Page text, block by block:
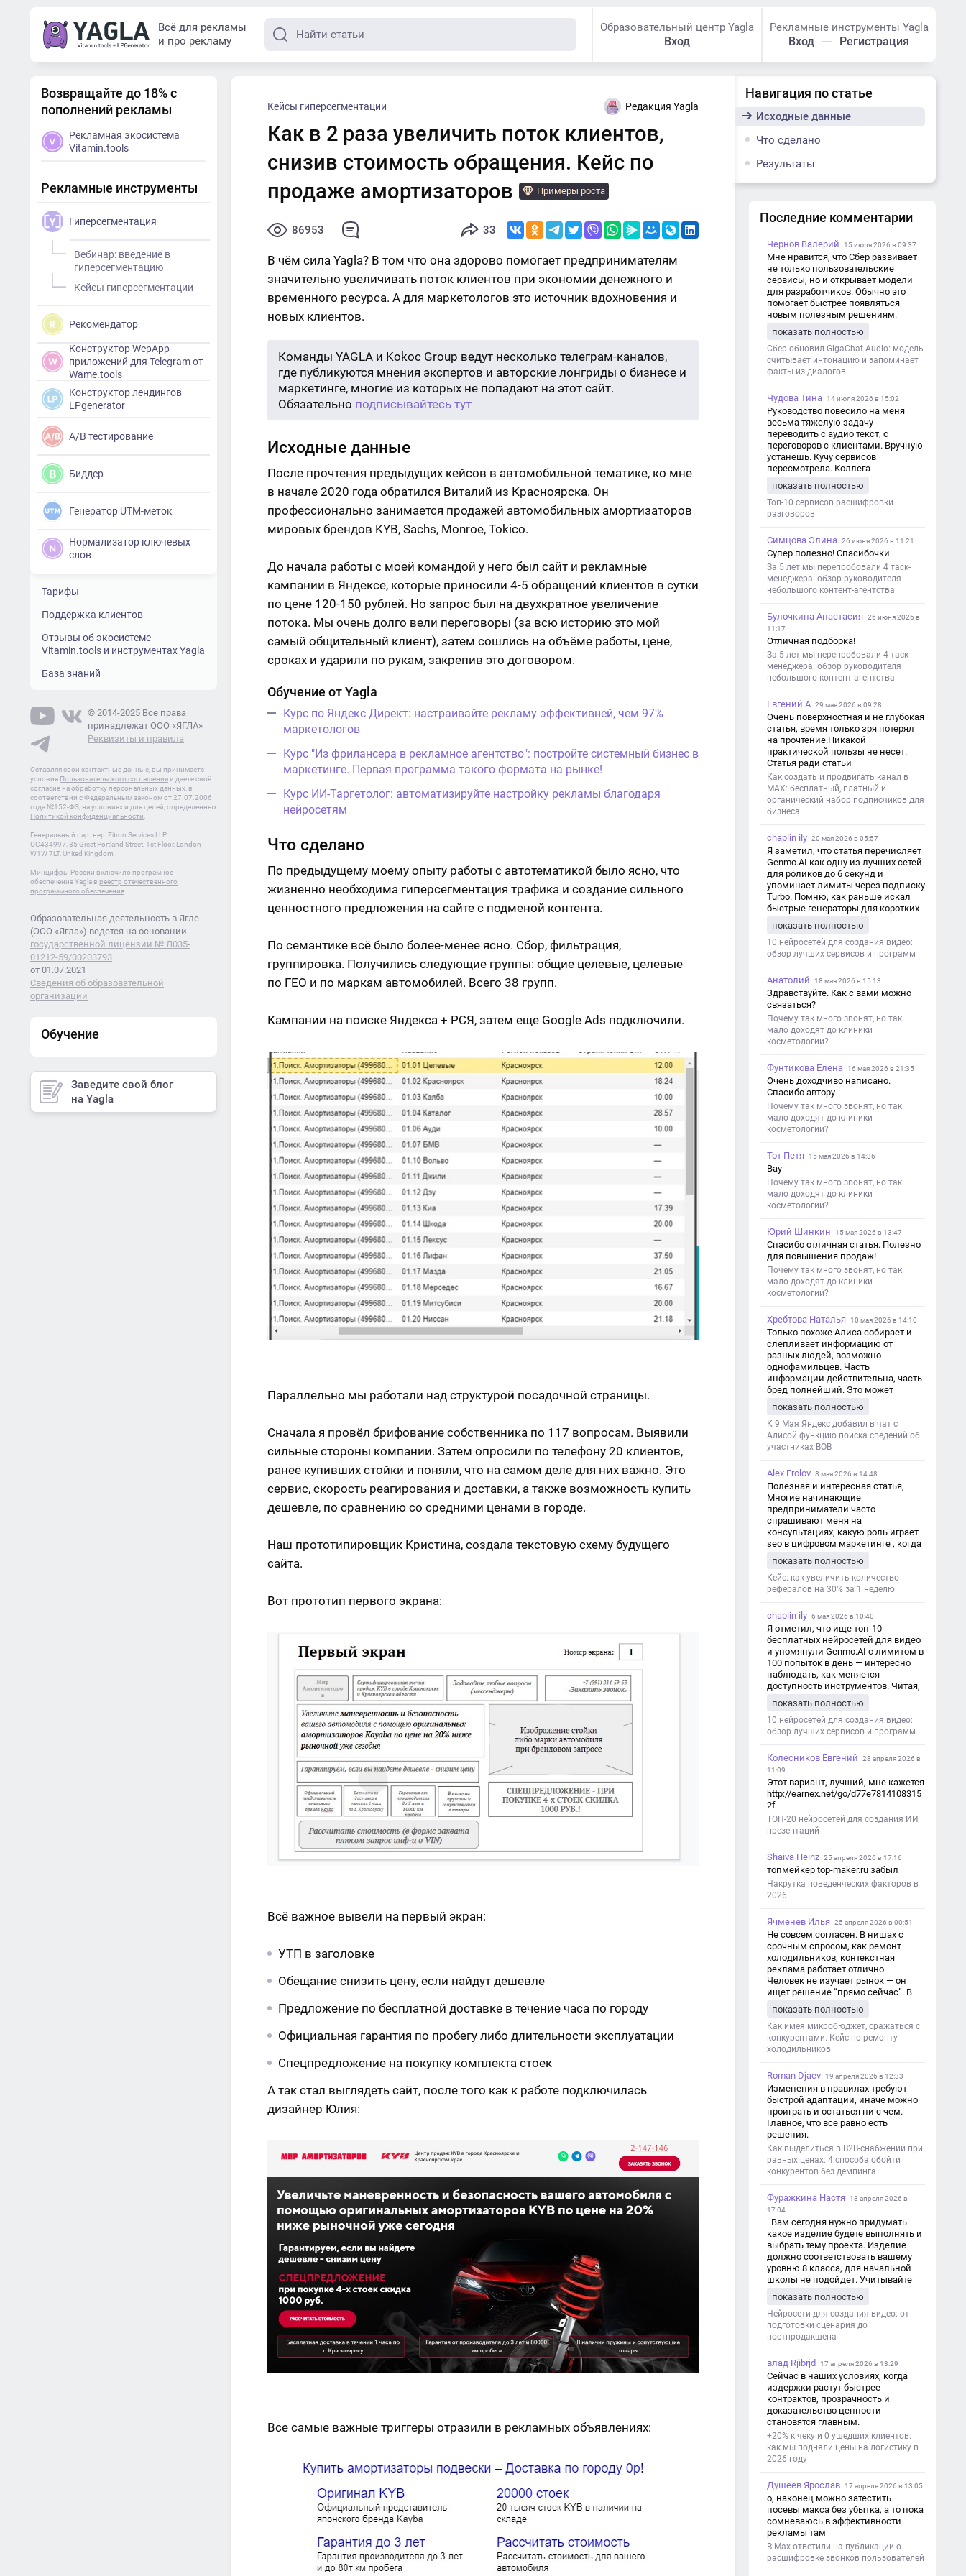
Всё для рекламы
и про рекламу
Образовательный центр Yagla
Вход
Рекламные инструменты Yagla
Вход Регистрация
Навигация по статье
Исходные данные
Что сделано
Результаты
Кейсы гиперсегментации Редакция Yagla
Как в 2 раза увеличить поток клиентов,
снизив стоимость обращения. Кейс по
продаже амортизаторов
Примеры роста
86953 33
В чём сила Yagla? В том что она здорово помогает предпринимателям
значительно увеличивать поток клиентов при экономии денежного и
временного ресурса. А для маркетологов это источник вдохновения и
новых клиентов.
Команды YAGLA и Kokoc Group ведут несколько телеграм-каналов,
где публикуются мнения экспертов и авторские лонгриды о бизнесе и
маркетинге, многие из которых не попадают на этот сайт.
Обязательно подписывайтесь тут
Исходные данные
После прочтения предыдущих кейсов в автомобильной тематике, ко мне
в начале 2020 года обратился Виталий из Красноярска. Он
профессионально занимается продажей автомобильных амортизаторов
мировых брендов KYB, Sachs, Monroe, Tokico.
До начала работы с моей командой у него был сайт и рекламные
кампании в Яндексе, которые приносили 4-5 обращений клиентов в сутки
по цене 120-150 рублей. Но запрос был на двухкратное увеличение
потока. Мы очень долго вели переговоры (за всю историю это мой
самый общительный клиент), затем сошлись на объёме работы, цене,
сроках и ударили по рукам, закрепив это договором.
Обучение от Yagla
Курс по Яндекс Директ: настраивайте рекламу эффективней, чем 97%
маркетологов
Курс "Из фрилансера в рекламное агентство": постройте системный бизнес в
маркетинге. Первая программа такого формата на рынке!
Курс ИИ-Таргетолог: автоматизируйте настройку рекламы благодаря
нейросетям
Что сделано
По предыдущему моему опыту работы с автотематикой было ясно, что
жизненно необходима гиперсегментация трафика и создание сильного
ценностного предложения на сайте с подменой контента.
По семантике всё было более-менее ясно. Сбор, фильтрация,
группировка. Получились следующие группы: общие целевые, целевые
по ГЕО и по маркам автомобилей. Всего 38 групп.
Кампании на поиске Яндекса + РСЯ, затем еще Google Ads подключили.
Параллельно мы работали над структурой посадочной страницы.
Сначала я провёл брифование собственника по 117 вопросам. Выявили
сильные стороны компании. Затем опросили по телефону 20 клиентов,
ранее купивших стойки и поняли, что на самом деле для них важно. Это
сервис, скорость реагирования и доставки, а также возможность купить
дешевле, по сравнению со средними ценами в городе.
Наш прототипировщик Кристина, создала текстовую схему будущего
сайта.
Вот прототип первого экрана:
Всё важное вывели на первый экран:
УТП в заголовке
Обещание снизить цену, если найдут дешевле
Предложение по бесплатной доставке в течение часа по городу
Официальная гарантия по пробегу либо длительности эксплуатации
Спецпредложение на покупку комплекта стоек
А так стал выглядеть сайт, после того как к работе подключилась
дизайнер Юлия:
Все самые важные триггеры отразили в рекламных объявлениях:
Возвращайте до 18% с
пополнений рекламы
Рекламная экосистема
Vitamin.tools
Рекламные инструменты
Гиперсегментация
Вебинар: введение в
гиперсегментацию
Кейсы гиперсегментации
Рекомендатор
Конструктор WepApp-
приложений для Telegram от
Wame.tools
Конструктор лендингов
LPgenerator
A/B тестирование
Биддер
Генератор UTM-меток
Нормализатор ключевых
слов
Тарифы
Поддержка клиентов
Отзывы об экосистеме
Vitamin.tools и инструментах Yagla
База знаний
© 2014-2025 Все права
принадлежат ООО «ЯГЛА»
Реквизиты и правила
Оставляя свои контактные данные, вы принимаете
условия Пользовательского соглашения и даете своё
согласие на обработку персональных данных, в
соответствии с Федеральным законом от 27.07.2006
года №152-ФЗ, на условиях и для целей, определенных
Политикой конфиденциальности
Генеральный партнер: Zitron Services LLP
OC434997, 85 Great Portland Street, 1st Floor, London
W1W 7LT, United Kingdom
Минцифры России включило програмное
обеспечение Yagla в реестр отечественного
программного обеспечения
Образовательная деятельность в Ягле
(ООО «Ягла») ведется на основании
государственной лицензии № Л035-
01212-59/00203793
от 01.07.2021
Сведения об образовательной
организации
Обучение
Заведите свой блог
на Yagla
Последние комментарии
Чернов Валерий 15 июля 2026 в 09:37
Мне нравится, что Сбер развивает
не только пользовательские
сервисы, но и открывает модели
для разработчиков. Обычно это
помогает быстрее появляться
новым полезным решениям.
показать полностью
Сбер обновил GigaChat Audio: модель
считывает интонацию и запоминает
факты из диалогов
Чудова Тина 14 июля 2026 в 15:02
Руководство повесило на меня
весьма тяжелую задачу -
переводить с аудио текст, с
переговоров с клиентами. Вручную
устанешь. Кучу сервисов
пересмотрела. Коллега
хорошо переводит. Мало
редактировать по итогу. Советую.
показать полностью
Топ-10 сервисов расшифровки
разговоров
Симцова Элина 26 июня 2026 в 11:21
Супер полезно! Спасибочки
За 5 лет мы перепробовали 4 таск-
менеджера: обзор руководителя
небольшого контент-агентства
Булочкина Анастасия
26 июня 2026 в
11:17
Отличная подборка!
За 5 лет мы перепробовали 4 таск-
менеджера: обзор руководителя
небольшого контент-агентства
Евгений А 29 мая 2026 в 09:28
Очень поверхностная и не глубокая
статья, время только зря потерял
на прочтение.Никакой
практической пользы не несет.
Статья ради статьи
Как создать и продвигать канал в
MAX: бесплатный, платный и
органический набор подписчиков для
бизнеса
chaplin ily 20 мая 2026 в 05:57
Я заметил, что статья перечисляет
Genmo.AI как одну из лучших сетей
для роликов до 6 секунд и
упоминает лимиты через подписку
Turbo. Помню, как раньше искал
быстрые генераторы для коротких
такой обзор именно с акцентом на
ограничения и подпись. Image V2
показать полностью
10 нейросетей для создания видео:
обзор лучших сервисов и программ
Анатолий 18 мая 2026 в 15:13
Здравствуйте. Как с вами можно
связаться?
Почему так много звонят, но так
мало доходят до клиники
косметологии?
Фунтикова Елена 16 мая 2026 в 21:35
Очень доходчиво написано.
Спасибо автору
Почему так много звонят, но так
мало доходят до клиники
косметологии?
Тот Петя 15 мая 2026 в 14:36
Вау
Почему так много звонят, но так
мало доходят до клиники
косметологии?
Юрий Шинкин 15 мая 2026 в 13:47
Спасибо отличная статья. Полезно
для повышения продаж!
Почему так много звонят, но так
мало доходят до клиники
косметологии?
Хребтова Наталья 10 мая 2026 в 14:10
Только похоже Алиса собирает и
слепливает информацию от
разных людей, возможно
однофамильцев. Часть
информации действительна, часть
бред полнейший. Это может
дезинформации
показать полностью
К 9 Мая Яндекс добавил в чат с
Алисой функцию поиска сведений об
участниках ВОВ
Alex Frolov 8 мая 2026 в 14:48
Полезная и интересная статья,
Многие начинающие
предприниматели часто
спрашивают меня на
консультациях, какую роль играет
seo в цифровом маркетинге , когда
обсуждаем их проект:
https://aseotop.com/kakuyu-rol-igraet-
seo-v-czifrovom-marketinge/
показать полностью
Кейс: как увеличить количество
рефералов на 30% за 1 неделю
chaplin ily 6 мая 2026 в 10:40
Я отметил, что ище топ-10
бесплатных нейросетей для видео
и упомянули Genmo.AI с лимитом в
100 попыток в день — интересно
наблюдать, как меняется
доступность инструментов. Читая,
с короткими клипами в телеграм-
каналах YAGLA и Kokoc Group. Flux 2
показать полностью
10 нейросетей для создания видео:
обзор лучших сервисов и программ
Колесников Евгений
28 апреля 2026 в
11:09
Этот вариант, лучший, мне кажется
http://earnex.net/go/d77e7814108315
2f
ТОП-20 нейросетей для создания ИИ
презентаций
Shaiva Heinz 25 апреля 2026 в 17:16
топмейкер top-maker.ru забыл
Накрутка поведенческих факторов в
2026
Ячменев Илья 25 апреля 2026 в 00:51
Не совсем согласен. В нишах с
срочным спросом, как ремонт
холодильников, контекстная
реклама работает отлично.
Человек не изучает рынок — он
ищет решение “прямо сейчас”. В
и ловит самый горячий трафик,
тогда как SEO в таких задачах
просто не успевает.
показать полностью
Как имея микробюджет, сражаться с
конкурентами. Кейс по ремонту
холодильников
Roman Djaev 19 апреля 2026 в 12:33
Изменения в правилах требуют
быстрой адаптации, иначе можно
проиграть и остаться ни с чем.
Главное, что все равно есть
решения.
Как выделиться в B2B-снабжении при
равных ценах: 4 способа обойти
конкурентов без демпинга
Фуражкина Настя
18 апреля 2026 в
17:04
. Вам сегодня нужно придумать
какое изделие будете выполнять и
выбрать тему проекта. Изделие
должно соответствовать вашему
уровню 8 класса, для начальной
школы не подойдет. Учитывайте
уровня работы. Структура проекта 1.
Титульный лист - Название школы.
- Тип работы: «Проектная работа». -
Тема проекта. - Кто выполнил:
должность учителя. - Город, год. 2.
Введение - Актуальность темы
(почему это важно). - Цель и
задачи проекта. - Объект и предмет
исследования. - Методы работы. 3.
Основная часть - Теоретическая
основные понятия. - Практическая
глава: что сделано (исследование,
опрос, создание изделия и т. д.). -
Заключение - Краткие выводы по
проекту. - Достигнута ли цель. -
Практическая значимость работы.
5. Список литературы Перечень
использованных книг, статей,
сайтов. 6. Приложения (по
необходимости) Таблицы,
показать полностью
Нейросети для создания видео: от
подготовки сценария до
постпродакшена
влад Rjibrjd 17 апреля 2026 в 13:29
Сейчас в наших условиях, когда
издержки растут быстрее
контрактов, прозрачность и
доказательство ценности
становятся главным.
+20% к чеку и 0 ушедших клиентов:
как мы подняли цены на логистику в
2026 году
Душеев Ярослав 17 апреля 2026 в 13:05
о, наконец можно затестить
посевы макса без убытка, а то пока
сомневаюсь в эффективности
рекламы там
В Max ответили на публикации о
расшифровке звонков пользователей